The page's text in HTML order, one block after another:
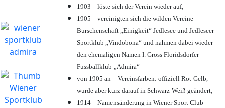
1903 – löste sich der Verein wieder auf;
1905 – vereinigten sich die wilden Vereine
Burschenschaft „Einigkeit“ Jedlesee und Jedleseer
Sportklub „Vindobona“ und nahmen dabei wieder
den ehemaligen Namen I. Gross Floridsdorfer
Fussballklub „Admira“
von 1905 an – Vereinsfarben: offiziell Rot-Gelb,
wurde aber kurz darauf in Schwarz-Weiß geändert;
1914 – Namensänderung in Wiener Sport Club